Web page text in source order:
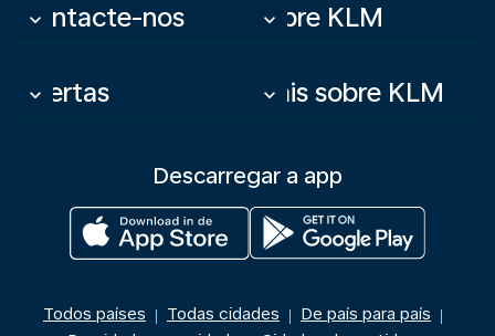
Contacte-nos
keyboard_arrow_down Sobre KLM
keyboard_arrow_down
Ofertas
keyboard_arrow_down Mais sobre KLM
keyboard_arrow_down
Descarregar a app
Todos países | Todas cidades | De país para país |